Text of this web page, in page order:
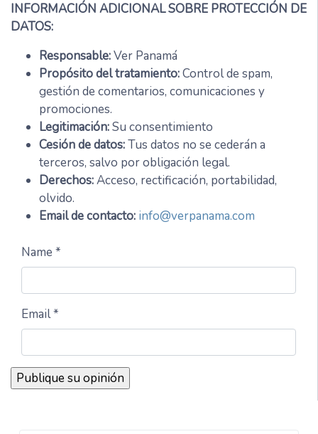
INFORMACIÓN ADICIONAL SOBRE PROTECCIÓN DE
DATOS:
Responsable:Ver Panamá
Propósito del tratamiento:Control de spam,
gestión de comentarios, comunicaciones y
promociones.
Legitimación:Su consentimiento
Cesión de datos:Tus datos no se cederán a
terceros, salvo por obligación legal.
Derechos:Acceso, rectificación, portabilidad,
olvido.
Email de contacto: info@verpanama.com
Name *
Email *